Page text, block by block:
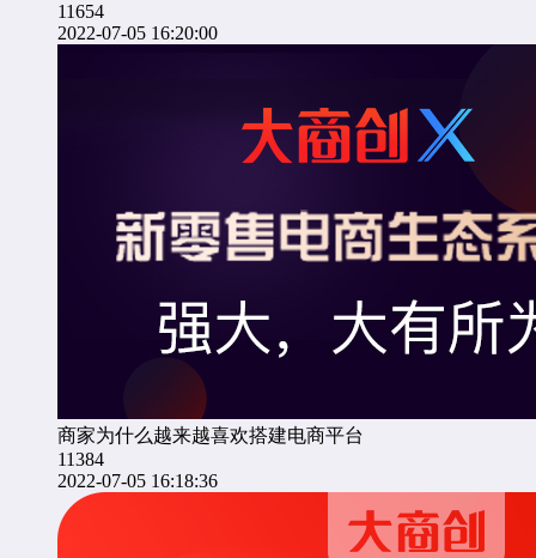
11654
2022-07-05 16:20:00
商家为什么越来越喜欢搭建电商平台
11384
2022-07-05 16:18:36